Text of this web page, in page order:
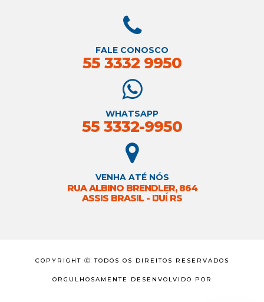
FALE CONOSCO
55 3332 9950
WHATSAPP
55 3332-9950
VENHA ATÉ NÓS
RUA ALBINO BRENDLER, 864
ASSIS BRASIL - IJUÍ RS
COPYRIGHT Ⓒ TODOS OS DIREITOS RESERVADOS
ORGULHOSAMENTE DESENVOLVIDO POR